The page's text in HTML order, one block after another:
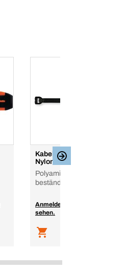
Kabelbinder mit
Nylonzunge
Polyamid 6.6, UV-
beständig
Anmelden, um Preise zu
sehen.